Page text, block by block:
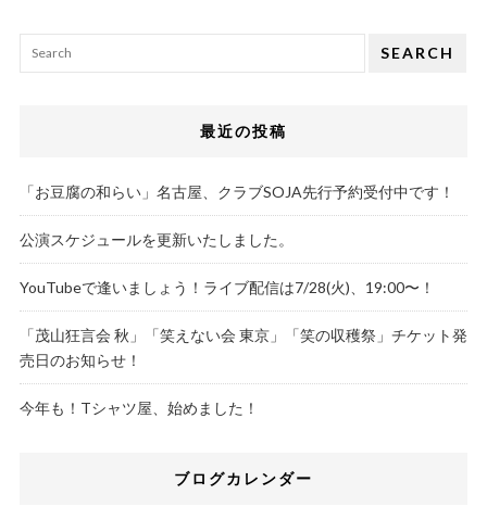
SEARCH
最近の投稿
「お豆腐の和らい」名古屋、クラブSOJA先行予約受付中です！
公演スケジュールを更新いたしました。
YouTubeで逢いましょう！ライブ配信は7/28(火)、19:00〜！
「茂山狂言会 秋」「笑えない会 東京」「笑の収穫祭」チケット発
売日のお知らせ！
今年も！Tシャツ屋、始めました！
ブログカレンダー